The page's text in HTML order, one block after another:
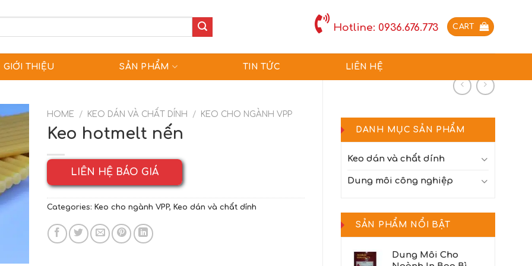
Hotline: 0936.676.773 CART
GIỚI THIỆU SẢN PHẨM TIN TỨC LIÊN HỆ
DANH MỤC SẢN PHẨM
Keo dán và chất dính
Dung môi công nghiệp
SẢN PHẨM NỔI BẬT
Dung Môi Cho
HOME / KEO DÁN VÀ CHẤT DÍNH / KEO CHO NGÀNH VPP
Keo hotmelt nến
LIÊN HỆ BÁO GIÁ
Categories: Keo cho ngành VPP, Keo dán và chất dính